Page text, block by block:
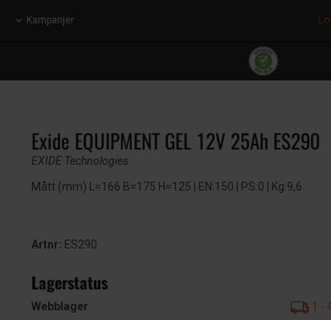
Kampanjer
Exide EQUIPMENT GEL 12V 25Ah ES290
EXIDE Technologies
Mått (mm) L=166 B=175 H=125 | EN:150 | PS:0 | Kg:9,6
Artnr: ES290
Lagerstatus
Webblager
1 -